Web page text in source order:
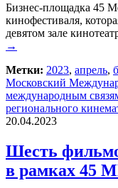
Бизнес-площадка 45
кинофестиваля,
девятом зале
→
Метки: 2023, апрель,
Московский
международным
регионального
20.04.2023
Шесть
в рамках 45